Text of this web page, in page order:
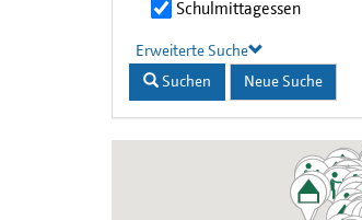
Schulmittagessen
Erweiterte Suche
Suchen
Neue Suche